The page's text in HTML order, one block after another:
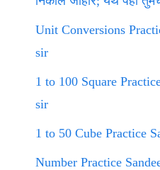
Unit Conversions
sir
1 to 100 Square
sir
1 to 50 Cube Practice
Number Practice